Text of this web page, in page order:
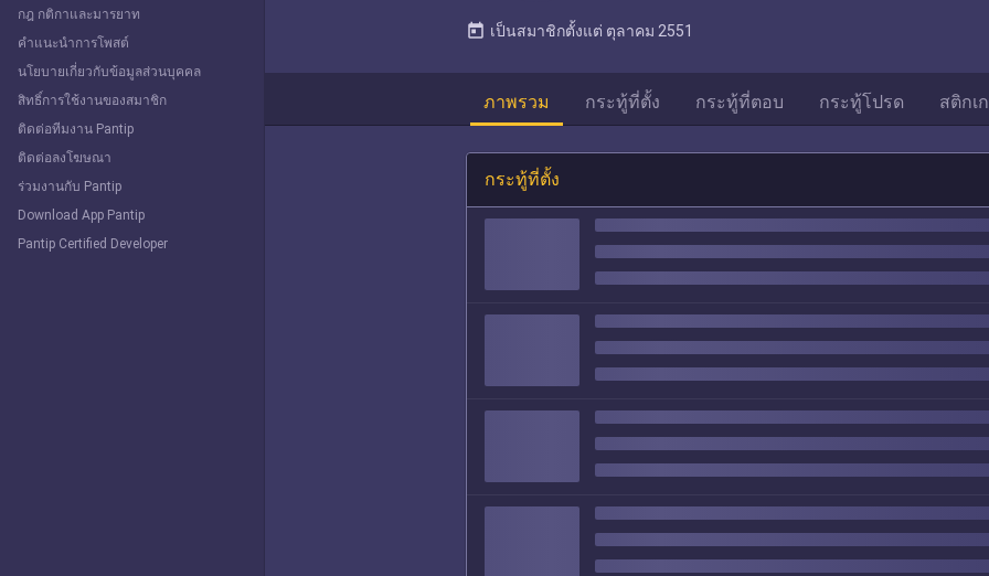
today เป็นสมาชิกตั้งแต่ ตุลาคม 2551
ภาพรวม กระทู้ที่ตั้ง กระทู้ที่ตอบ กระทู้โปรด สติกเ
กระทู้ที่ตั้ง
Explore
กฎ กติกาและมารยาท
คำแนะนำการโพสต์
นโยบายเกี่ยวกับข้อมูลส่วนบุคคล
สิทธิ์การใช้งานของสมาชิก
ติดต่อทีมงาน Pantip
ติดต่อลงโฆษณา
ร่วมงานกับ Pantip
Download App Pantip
Pantip Certified Developer